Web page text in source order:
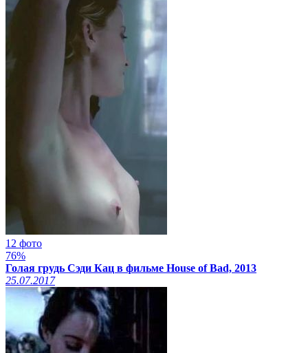
12 фото
76%
Голая грудь Сэди Кац в фильме House of Bad, 2013
25.07.2017